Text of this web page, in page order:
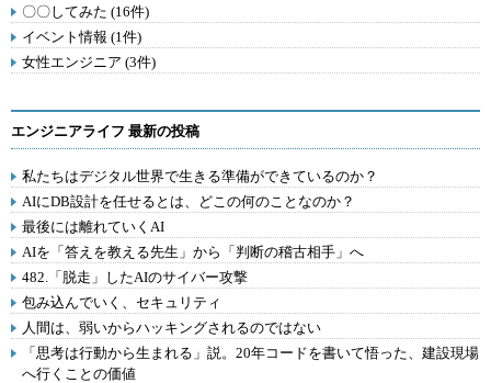
〇〇してみた (16件)
イベント情報 (1件)
女性エンジニア (3件)
エンジニアライフ 最新の投稿
私たちはデジタル世界で生きる準備ができているのか？
AIにDB設計を任せるとは、どこの何のことなのか？
最後には離れていくAI
AIを「答えを教える先生」から「判断の稽古相手」へ
482.「脱走」したAIのサイバー攻撃
包み込んでいく、セキュリティ
人間は、弱いからハッキングされるのではない
「思考は行動から生まれる」説。20年コードを書いて悟った、建設現場
へ行くことの価値